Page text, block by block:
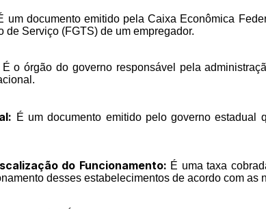
um documento emitido pela Caixa Econômica
de Serviço (FGTS) de um empregador.
É o órgão do governo responsável pela
É um documento emitido pelo governo
do Funcionamento: É uma taxa
desses estabelecimentos de acordo com as